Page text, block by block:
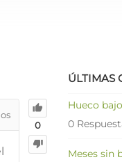
0
ÚLTIMAS
Hueco
0
Meses sin